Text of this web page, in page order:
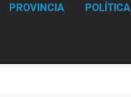
PROVINCIA POLÍTICA